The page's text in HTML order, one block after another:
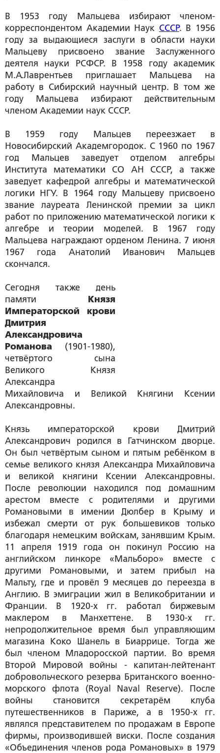
В 1953 году Мальцева избирают членом-
корреспондентом Академии Наук СССР. В 1956
году за выдающиеся заслуги в области науки
Мальцеву присвоено звание Заслуженного
деятеля науки РСФСР. В 1958 году академик
М.А.Лаврентьев приглашает Мальцева на
работу в Сибирский научный центр. В том же
году Мальцева избирают действительным
членом Академии наук СССР.
В 1959 году Мальцев переезжает в
Новосибирский Академгородок. С 1960 по 1967
год Мальцев заведует отделом алгебры
Института математики СО АН СССР, а также
заведует кафедрой алгебры и математической
логики НГУ. В 1964 году Мальцеву присвоено
звание лауреата Ленинской премии за цикл
работ по приложению математической логики к
алгебре и теории моделей. В 1967 году
Мальцева награждают орденом Ленина. 7 июня
1967 года Анатолий Иванович Мальцев
скончался.
Сегодня также день
памяти
Князя
Императорской крови
Дмитрия
Александровича
Романова (1901-1980),
четвёртого сына
Великого Князя
Александра
Михайловича и Великой Княгини Ксении
Александровны.
Князь императорской крови Дмитрий
Александрович родился в Гатчинском дворце.
Он был четвёртым сыном и пятым ребёнком в
семье великого князя Александра Михайловича
и великой княгини Ксении Александровны.
После революции находился под домашним
арестом вместе с родителями и другими
Романовыми в имении Дюлбер в Крыму и
избежал смерти от рук большевиков только
благодаря немецким войскам, занявшим Крым.
11 апреля 1919 года он покинул Россию на
английском линкоре «Мальборо» вместе с
другими Романовыми, и затем прибыл на
Мальту, где и провёл 9 месяцев до переезда в
Англию. В эмиграции жил в Великобритании и
Франции. В 1920-х гг. работал биржевым
маклером в Манхеттене. В 1930-х гг.
непродолжительное время был управляющим
магазина Коко Шанель в Биаррице. Тогда же
был членом Младоросской партии. Во время
Второй Мировой войны - капитан-лейтенант
добровольческого резерва Британского военно-
морского флота (Royal Naval Reserve). После
войны становится секретарём клуба
путешественников в Париже, а в 1950-х гг.
являлся представителем по продажам в Европе
фирмы, производившей виски. После создания
«Объединения членов рода Романовых» в 1979